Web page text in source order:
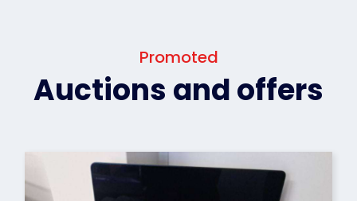
Promoted
Auctions and offers